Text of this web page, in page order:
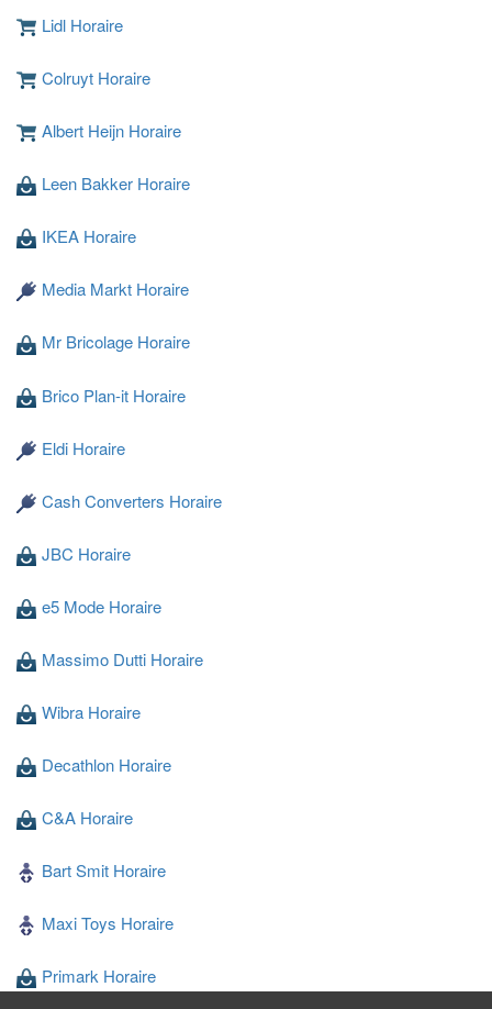
Lidl Horaire
Colruyt Horaire
Albert Heijn Horaire
Leen Bakker Horaire
IKEA Horaire
Media Markt Horaire
Mr Bricolage Horaire
Brico Plan-it Horaire
Eldi Horaire
Cash Converters Horaire
JBC Horaire
e5 Mode Horaire
Massimo Dutti Horaire
Wibra Horaire
Decathlon Horaire
C&A Horaire
Bart Smit Horaire
Maxi Toys Horaire
Primark Horaire